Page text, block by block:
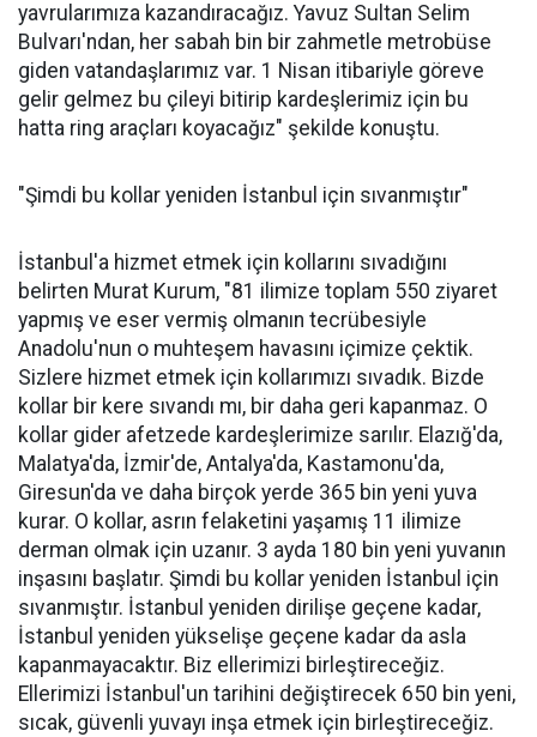
yavrularımıza kazandıracağız. Yavuz Sultan Selim
Bulvarı'ndan, her sabah bin bir zahmetle metrobüse
giden vatandaşlarımız var. 1 Nisan itibariyle göreve
gelir gelmez bu çileyi bitirip kardeşlerimiz için bu
hatta ring araçları koyacağız" şekilde konuştu.
"Şimdi bu kollar yeniden İstanbul için sıvanmıştır"
İstanbul'a hizmet etmek için kollarını sıvadığını
belirten Murat Kurum, "81 ilimize toplam 550 ziyaret
yapmış ve eser vermiş olmanın tecrübesiyle
Anadolu'nun o muhteşem havasını içimize çektik.
Sizlere hizmet etmek için kollarımızı sıvadık. Bizde
kollar bir kere sıvandı mı, bir daha geri kapanmaz. O
kollar gider afetzede kardeşlerimize sarılır. Elazığ'da,
Malatya'da, İzmir'de, Antalya'da, Kastamonu'da,
Giresun'da ve daha birçok yerde 365 bin yeni yuva
kurar. O kollar, asrın felaketini yaşamış 11 ilimize
derman olmak için uzanır. 3 ayda 180 bin yeni yuvanın
inşasını başlatır. Şimdi bu kollar yeniden İstanbul için
sıvanmıştır. İstanbul yeniden dirilişe geçene kadar,
İstanbul yeniden yükselişe geçene kadar da asla
kapanmayacaktır. Biz ellerimizi birleştireceğiz.
Ellerimizi İstanbul'un tarihini değiştirecek 650 bin yeni,
sıcak, güvenli yuvayı inşa etmek için birleştireceğiz.